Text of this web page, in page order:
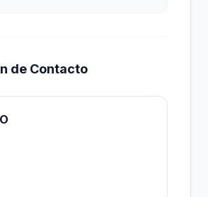
de Contacto